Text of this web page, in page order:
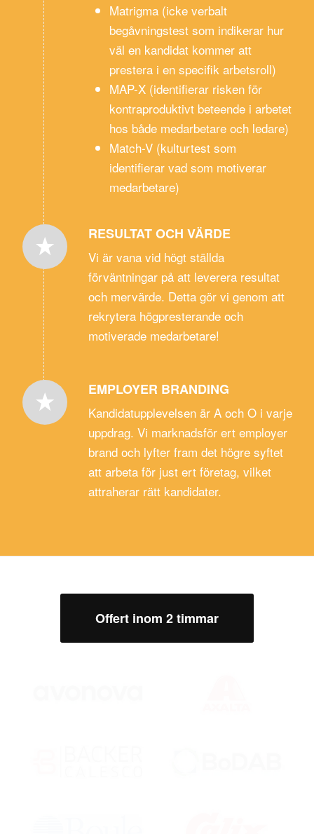
Matrigma (icke verbalt
begåvningstest som indikerar hur
väl en kandidat kommer att
prestera i en specifik arbetsroll)
MAP-X (identifierar risken för
kontraproduktivt beteende i arbetet
hos både medarbetare och ledare)
Match-V (kulturtest som
identifierar vad som motiverar
medarbetare)
RESULTAT OCH VÄRDE
Vi är vana vid högt ställda
förväntningar på att leverera resultat
och mervärde. Detta gör vi genom att
rekrytera högpresterande och
motiverade medarbetare!
EMPLOYER BRANDING
Kandidatupplevelsen är A och O i varje
uppdrag. Vi marknadsför ert employer
brand och lyfter fram det högre syftet
att arbeta för just ert företag, vilket
attraherar rätt kandidater.
Offert inom 2 timmar